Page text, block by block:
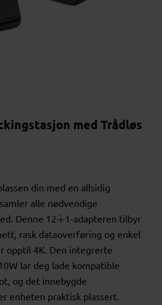
med Trådløs
din med en allsidig
alle nødvendige
Denne 12-i-1-adapteren tilbyr
rask dataoverføring og enkel
opptil 4K. Den integrerte
lar deg lade kompatible
og det innebygde
enheten praktisk plassert.